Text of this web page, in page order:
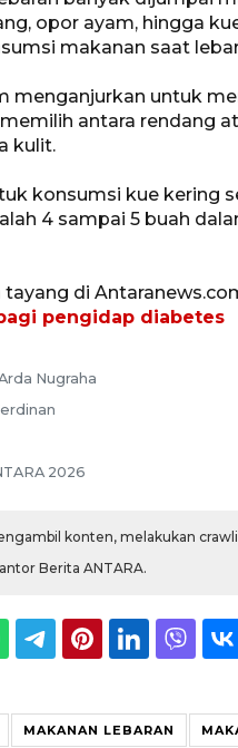
opor ayam, hingga
makanan saat
menganjurkan untuk
antara rendang
kulit.
konsumsi kue kering
4 sampai 5 buah
tayang di
pengidap diabetes
Nugraha
2026
konten, melakukan
Berita ANTARA.
MAKANAN LEBARAN